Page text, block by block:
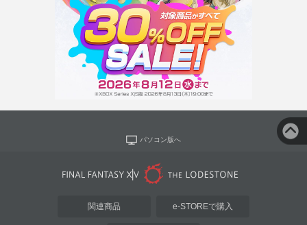
パソコン版へ
関連商品 e-STOREで購入